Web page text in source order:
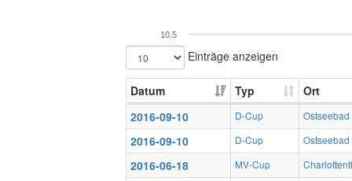
10.5
Einträge anzeigen
Datum Typ
Ort
2016-09-10
D-Cup
2016-09-10 D-Cup
2016-06-18 MV-Cup